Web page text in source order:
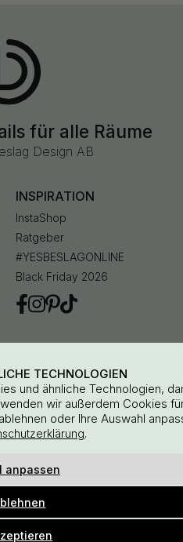
für alle Räume
Design AB
INSPIRATION
InstaShop
Ratgeber
#YESBESLAGONLINE
Black Friday 2026
32, 269 43 Båstad, Sweden
BeslagOnline i Båstad AB
TECHNOLOGIEN
und ähnliche Technologien,
wir außerdem Cookies
oder Ihre Auswahl
.
anpassen